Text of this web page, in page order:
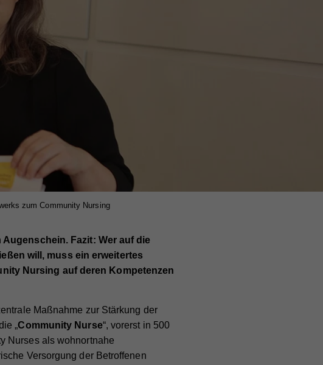
zum Community Nursing
Augenschein. Fazit: Wer auf die
will, muss ein erweitertes
Nursing auf deren Kompetenzen
Maßnahme zur Stärkung der
„Community Nurse“, vorerst in 500
Nurses als wohnortnahe
Versorgung der Betroffenen